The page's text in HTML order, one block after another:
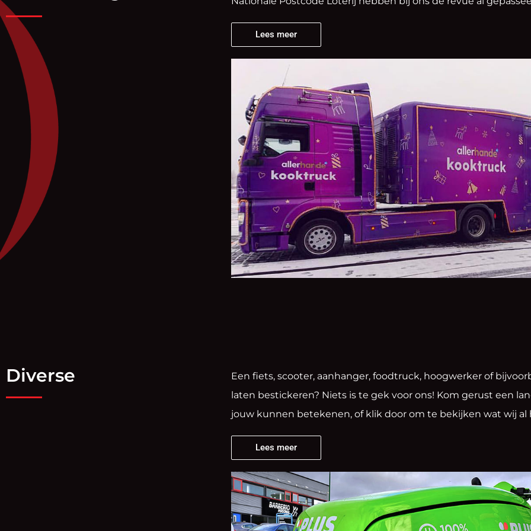
Lees meer
Diverse
Een fiets, scooter, aanhanger, foodtruck, hoogwerker of
laten bestickeren? Niets is te gek voor ons! Kom gerust een
jouw kunnen betekenen, of klik door om te bekijken wat wij
Lees meer